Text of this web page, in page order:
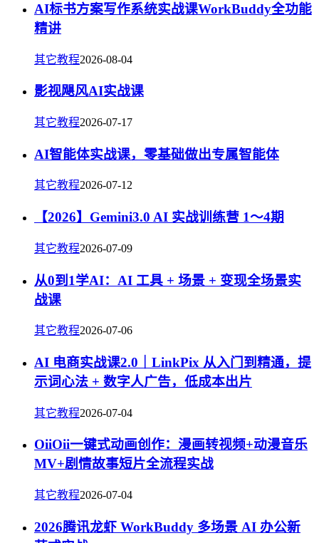
AI标书方案写作系统实战课WorkBuddy全功能
精讲
其它教程2026-08-04
影视飓风AI实战课
其它教程2026-07-17
AI智能体实战课，零基础做出专属智能体
其它教程2026-07-12
【2026】Gemini3.0 AI 实战训练营 1～4期
其它教程2026-07-09
从0到1学AI：AI 工具 + 场景 + 变现全场景实
战课
其它教程2026-07-06
AI 电商实战课2.0｜LinkPix 从入门到精通，提
示词心法 + 数字人广告，低成本出片
其它教程2026-07-04
OiiOii一键式动画创作：漫画转视频+动漫音乐
MV+剧情故事短片全流程实战
其它教程2026-07-04
2026腾讯龙虾 WorkBuddy 多场景 AI 办公新